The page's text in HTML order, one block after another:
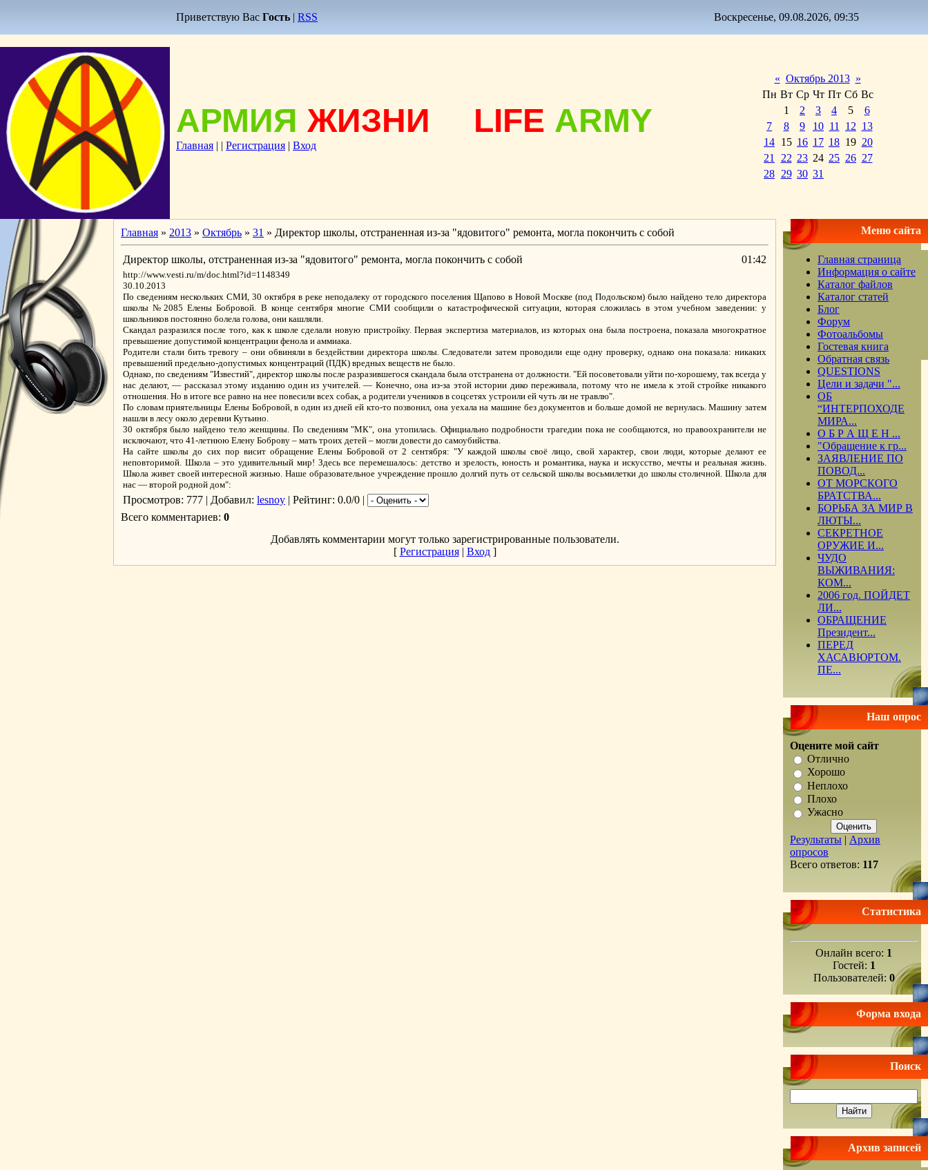
Приветствую Вас Гость | RSS Воскресенье, 09.08.2026, 09:35
АРМИЯ ЖИЗНИ LIFE ARMY
Главная | | Регистрация | Вход
« Октябрь 2013 »
Пн Вт Ср Чт Пт Сб Вс
1
2 3 4 5
6
7
8 9 10 11 12 13
14 15 16 17 18 19 20
21
22 23 24 25 26 27
28 29 30 31
Главная » 2013 » Октябрь » 31 » Директор школы, отстраненная из-за "ядовитого" ремонта, могла покончить с собой
Директор школы, отстраненная из-за "ядовитого" ремонта, могла покончить с собой 01:42
http://www.vesti.ru/m/doc.html?id=1148349
30.10.2013
По сведениям нескольких СМИ, 30 октября в реке неподалеку от городского поселения Щапово в Новой Москве (под Подольском) было найдено тело директора
школы №2085 Елены Бобровой. В конце сентября многие СМИ сообщили о катастрофической ситуации, которая сложилась в этом учебном заведении: у
школьников постоянно болела голова, они кашляли.
Скандал разразился после того, как к школе сделали новую пристройку. Первая экспертиза материалов, из которых она была построена, показала многократное
превышение допустимой концентрации фенола и аммиака.
Родители стали бить тревогу – они обвиняли в бездействии директора школы. Следователи затем проводили еще одну проверку, однако она показала: никаких
превышений предельно-допустимых концентраций (ПДК) вредных веществ не было.
Однако, по сведениям "Известий", директор школы после разразившегося скандала была отстранена от должности. "Ей посоветовали уйти по-хорошему, так всегда у
нас делают, — рассказал этому изданию один из учителей. — Конечно, она из-за этой истории дико переживала, потому что не имела к этой стройке никакого
отношения. Но в итоге все равно на нее повесили всех собак, а родители учеников в соцсетях устроили ей чуть ли не травлю".
По словам приятельницы Елены Бобровой, в один из дней ей кто-то позвонил, она уехала на машине без документов и больше домой не вернулась. Машину затем
нашли в лесу около деревни Кутьино.
30 октября было найдено тело женщины. По сведениям "МК", она утопилась. Официально подробности трагедии пока не сообщаются, но правоохранители не
исключают, что 41-летнюю Елену Боброву – мать троих детей – могли довести до самоубийства.
На сайте школы до сих пор висит обращение Елены Бобровой от 2 сентября: "У каждой школы своё лицо, свой характер, свои люди, которые делают ее
неповторимой. Школа – это удивительный мир! Здесь все перемешалось: детство и зрелость, юность и романтика, наука и искусство, мечты и реальная жизнь.
Школа живет своей интересной жизнью. Наше образовательное учреждение прошло долгий путь от сельской школы восьмилетки до школы столичной. Школа для
нас — второй родной дом":
Просмотров: 777 | Добавил: lesnoy | Рейтинг: 0.0/0 |
Всего комментариев: 0
Добавлять комментарии могут только зарегистрированные пользователи.
[ Регистрация| Вход]
Меню сайта
Главная страница
Информация о сайте
Каталог файлов
Каталог статей
Блог
Форум
Фотоальбомы
Гостевая книга
Обратная связь
QUESTIONS
Цели и задачи "...
ОБ
“ИНТЕРПОХОДЕ
МИРА...
О Б Р А Щ Е Н ...
"Обращение к гр...
ЗАЯВЛЕНИЕ ПО
ПОВОД...
ОТ МОРСКОГО
БРАТСТВА...
БОРЬБА ЗА МИР В
ЛЮТЫ...
СЕКРЕТНОЕ
ОРУЖИЕ И...
ЧУДО
ВЫЖИВАНИЯ:
КОМ...
2006 год. ПОЙДЕТ
ЛИ...
ОБРАЩЕНИЕ
Президент...
ПЕРЕД
ХАСАВЮРТОМ.
ПЕ...
Наш опрос
Оцените мой сайт
Отлично
Хорошо
Неплохо
Плохо
Ужасно
Результаты | Архив
опросов
Всего ответов: 117
Статистика
Онлайн всего: 1
Гостей: 1
Пользователей: 0
Форма входа
Поиск
Архив записей